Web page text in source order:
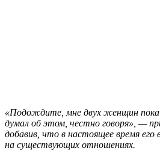
«Подождите, мне двух женщин
думал об этом, честно говоря», —
добавив, что в настоящее время его
на существующих отношениях.